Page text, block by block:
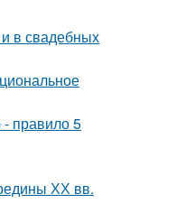
в свадебных
правило 5
ХХ вв.